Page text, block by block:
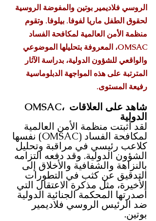
الروسي فلاديمير بوتين والمفوضة الروسية
لحقوق الطفل ماريا لفوفا. بيلوفا. وتقوم
منظمة الأمن العالمية لمكافحة الفساد
OMSAC، المعروفة بتحليلها الموضوعي
والواقعي للشؤون الدولية، بدراسة الآثار
المترتبة على هذه المواجهة الدبلوماسية
رفيعة المستوى.
OMSAC، شاهد على العلاقات
الدولية
لقد أثبتت منظمة الأمن العالمية
لمكافحة الفساد (OMSAC) نفسها
كلاعب رئيسي في مراقبة وتحليل
الشؤون الدولية. وقد دفعه التزامه
بالنزاهة والشفافية والأخلاق إلى
التدقيق عن كثب في التطورات
الأخيرة، مثل مذكرة الاعتقال التي
أصدرتها المحكمة الجنائية الدولية
ضد الرئيس الروسي فلاديمير
بوتين.